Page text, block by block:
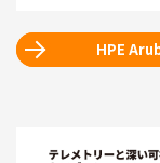
HPE